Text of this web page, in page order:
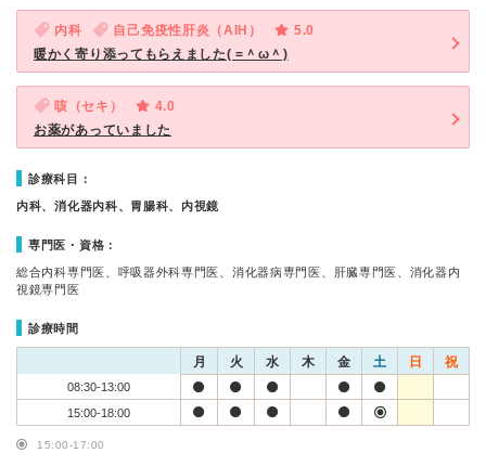
内科 自己免疫性肝炎（AIH）
5.0
暖かく寄り添ってもらえました( =＾ω＾)
咳（セキ）
4.0
お薬があっていました
診療科目：
内科、消化器内科、胃腸科、内視鏡
専門医・資格：
総合内科専門医、呼吸器外科専門医、消化器病専門医、肝臓専門医、消化器内
視鏡専門医
診療時間
月 火 水 木 金 土 日 祝
08:30-13:00
15:00-18:00
15:00-17:00